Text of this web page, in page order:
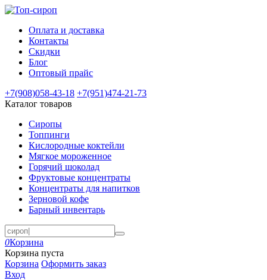
Оплата и доставка
Контакты
Скидки
Блог
Оптовый прайс
+7(908)058-43-18 +7(951)474-21-73
Каталог товаров
Сиропы
Топпинги
Кислородные коктейли
Мягкое мороженное
Горячий шоколад
Фруктовые концентраты
Концентраты для напитков
Зерновой кофе
Барный инвентарь
0Корзина
Корзина пуста
Корзина Оформить заказ
Вход